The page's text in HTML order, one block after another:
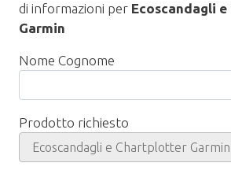
di informazioni per Ecoscandagli
Garmin
Nome Cognome
Prodotto richiesto